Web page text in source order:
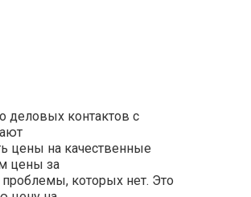
деловых контактов с
цены на качественные
цены за
которых нет. Это